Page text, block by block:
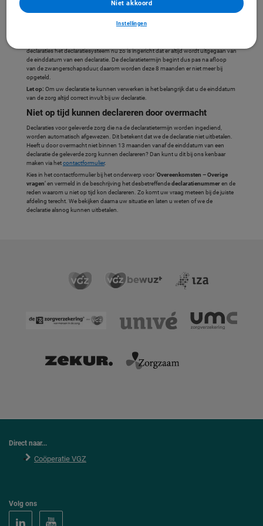
zorg bij ons declareren (13 maanden zoals vermeld in onze overeenkomsten + 8
declaraties het declaratiesysteem nu zo is ingericht dat er altijd wordt uitgegaan van
de einddatum van een declaratie. De declaratietermijn begint dus pas na afloop
van de zwangerschapsduur, daarom worden deze 8 maanden er niet meer bij
opgeteld.
Let op: Om uw declaratie te kunnen verwerken is het belangrijk dat u de einddatum
van de zorg altijd correct invult bij uw declaratie.
Niet op tijd kunnen declareren door overmacht
Declaraties voor geleverde zorg die na de declaratietermijn worden ingediend,
worden automatisch afgewezen. Dit betekent dat we de declaratie niet uitbetalen.
Heeft u door overmacht niet binnen 13 maanden vanaf de einddatum van een
declaratie de geleverde zorg kunnen declareren? Dan kunt u dit bij ons kenbaar
maken via hetcontactformulier.
Kies in het contactformulier bij het onderwerp voor ‘Overeenkomsten – Overige
vragen’ en vermeld in de beschrijving het desbetreffendedeclaratienummeren de
reden waarom u niet op tijd kon declareren. Zo komt uw vraag meteen bij de juiste
afdeling terecht. We bekijken daarna uw situatie en laten u weten of we de
declaratie alsnog kunnen uitbetalen.
Direct naar...
Coöperatie VGZ
Volg ons
Instellingen
Niet akkoord